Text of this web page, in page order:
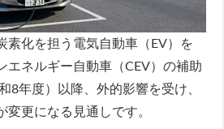
素化を担う電気自動車（EV）を
エネルギー自動車（CEV）の補助
8年度）以降、外的影響を受け、
変更になる見通しです。